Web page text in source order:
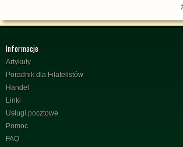
Informacje
Artykuły
Poradnik dla Filatelistów
Handel
Linki
Usługi pocztowe
Pomoc
FAQ